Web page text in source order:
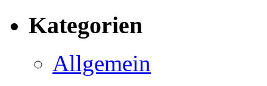
Kategorien
Allgemein